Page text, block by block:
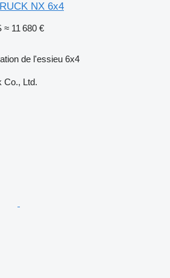
NX 6x4
≈ 11 680 €
de l'essieu 6x4
Co., Ltd.